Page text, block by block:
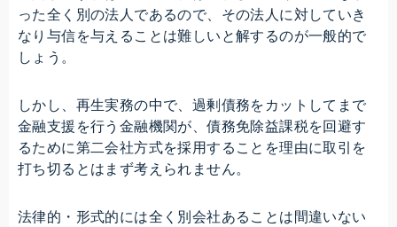
った全く別の法人であるので、その法人に対していき
なり与信を与えることは難しいと解するのが一般的で
しょう。
しかし、再生実務の中で、過剰債務をカットしてまで
金融支援を行う金融機関が、債務免除益課税を回避す
るために第二会社方式を採用することを理由に取引を
打ち切るとはまず考えられません。
法律的・形式的には全く別会社あることは間違いない